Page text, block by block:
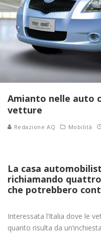
Amianto nelle auto
vetture
Redazione AQ Mobilità
La casa
richiamando
che potrebbero
Interessata l’Italia dove le
quanto risulta da